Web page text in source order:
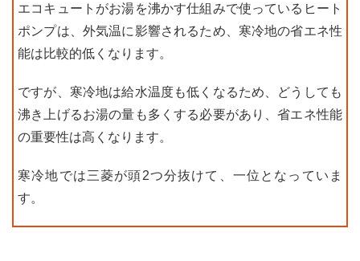
エコキュートがお湯を沸かす仕組みで使っているヒート
ポンプは、外気温に影響されるため、寒冷地の省エネ性
能は比較的低くなります。
ですが、寒冷地は給水温度も低くなるため、どうしても
沸き上げるお湯の量も多くする必要があり、省エネ性能
の重要性は高くなります。
寒冷地では三菱が頭2つ分抜けて、一位となっていま
す。